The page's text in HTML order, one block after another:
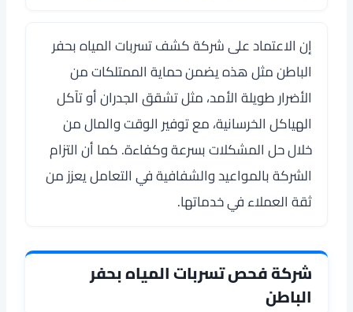
إن الاعتماد على شركة كشف تسربات المياه بحفر
الباطن مثل هذه يضمن حماية الممتلكات من
الأضرار طويلة الأمد، مثل تشقق الجدران أو تآكل
الهياكل الخرسانية، مع توفير الوقت والمال من
خلال حل المشكلات بسرعة وكفاءة. كما أن التزام
الشركة بالمواعيد والشفافية في التعامل يعزز من
ثقة العملاء في خدماتها.
شركة فحص تسربات المياه بحفر
الباطن